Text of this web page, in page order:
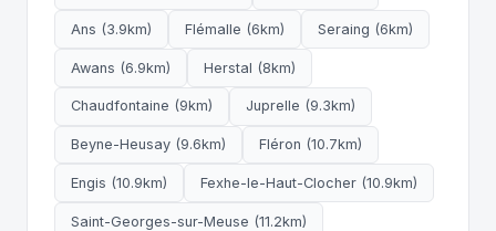
Ans (3.9km) Flémalle (6km) Seraing (6km)
Awans (6.9km) Herstal (8km)
Chaudfontaine (9km) Juprelle (9.3km)
Beyne-Heusay (9.6km) Fléron (10.7km)
Engis (10.9km) Fexhe-le-Haut-Clocher (10.9km)
Saint-Georges-sur-Meuse (11.2km)